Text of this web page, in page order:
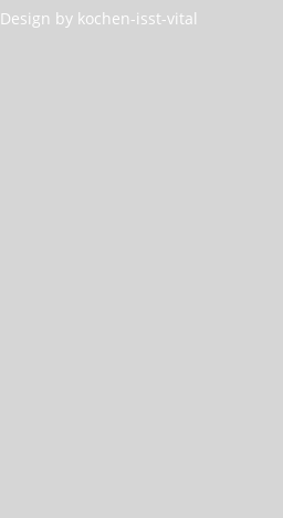
Design by kochen-isst-vital